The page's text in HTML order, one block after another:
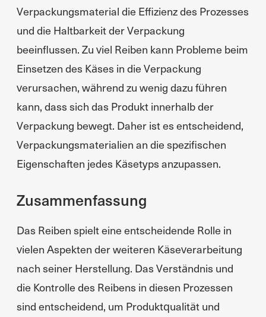
Verpackungsmaterial die Effizienz des Prozesses
und die Haltbarkeit der Verpackung
beeinflussen. Zu viel Reiben kann Probleme beim
Einsetzen des Käses in die Verpackung
verursachen, während zu wenig dazu führen
kann, dass sich das Produkt innerhalb der
Verpackung bewegt. Daher ist es entscheidend,
Verpackungsmaterialien an die spezifischen
Eigenschaften jedes Käsetyps anzupassen.
Zusammenfassung
Das Reiben spielt eine entscheidende Rolle in
vielen Aspekten der weiteren Käseverarbeitung
nach seiner Herstellung. Das Verständnis und
die Kontrolle des Reibens in diesen Prozessen
sind entscheidend, um Produktqualität und